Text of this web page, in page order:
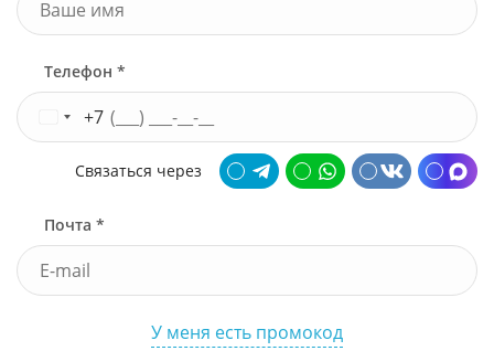
Телефон *
+7
Связаться через
Почта *
У меня есть промокод